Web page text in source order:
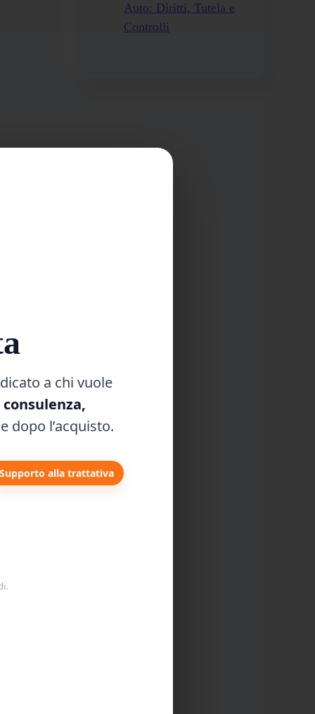
in un
Auto: Diritti, Tutela e
Controlli
a chi vuole
dopo l’acquisto.
Supporto alla trattativa